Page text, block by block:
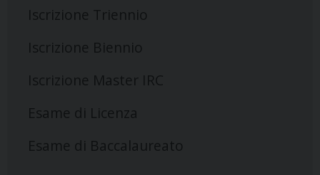
Iscrizione Triennio
Iscrizione Biennio
Iscrizione Master IRC
Esame di Licenza
Esame di Baccalaureato